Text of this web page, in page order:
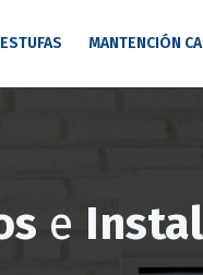
MANTENCIÓN
e